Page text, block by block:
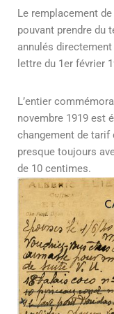
Le remplacement
pouvant prendre du
annulés
lettre du 1er février
L’entier
novembre 1919 est
changement de tarif
presque toujours
de 10 centimes.